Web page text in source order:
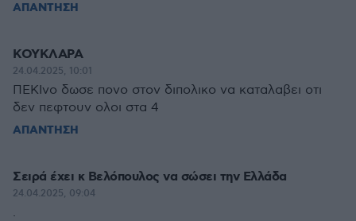
ΑΠΑΝΤΗΣΗ
ΚΟΥΚΛΑΡΑ
24.04.2025, 10:01
ΠΕΚΙνο δωσε πονο στον διπολικο να καταλαβει οτι
δεν πεφτουν ολοι στα 4
ΑΠΑΝΤΗΣΗ
Σειρά έχει κ Βελόπουλος να σώσει την Ελλάδα
24.04.2025, 09:04
.